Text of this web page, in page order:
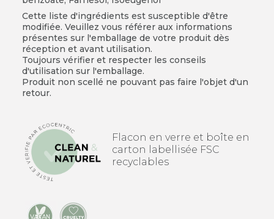
Cette liste d'ingrédients est susceptible d'être
modifiée. Veuillez vous référer aux informations
présentes sur l'emballage de votre produit dès
réception et avant utilisation.
Toujours vérifier et respecter les conseils
d'utilisation sur l'emballage.
Produit non scellé ne pouvant pas faire l'objet d'un
retour.
Flacon en verre et boîte en
carton labellisée FSC
recyclables